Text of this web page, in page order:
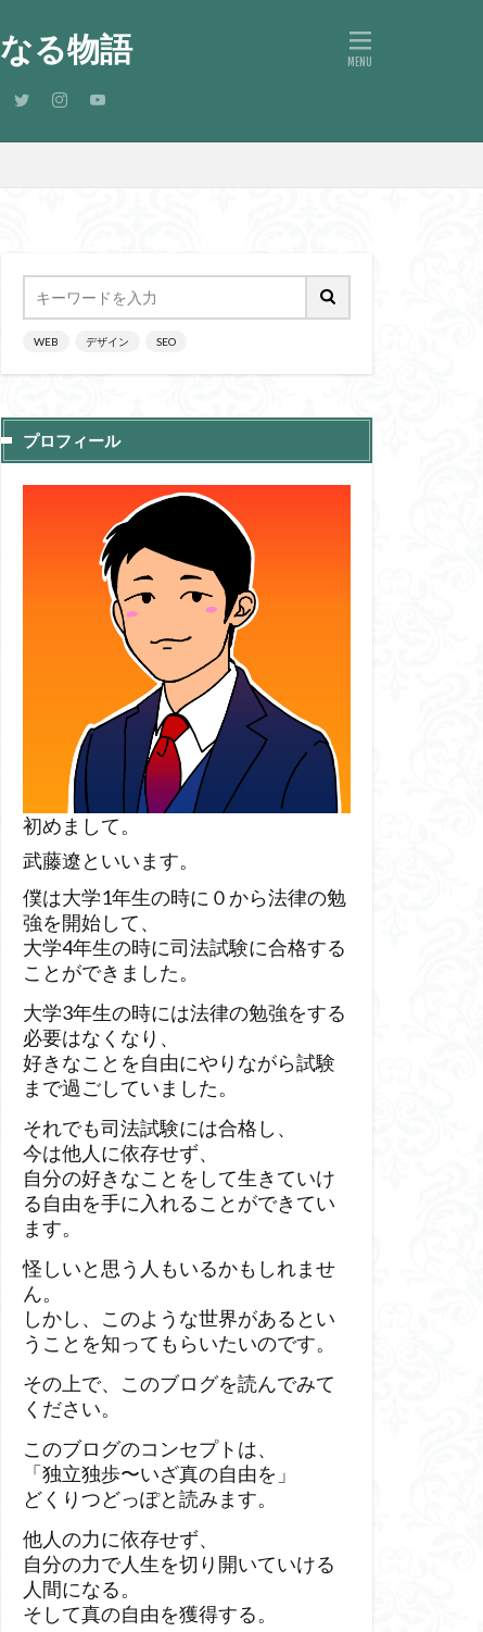
る物語
WEB デザイン SEO
プロフィール
初めまして。
武藤遼といいます。
僕は大学1年生の時に０から法律の勉
強を開始して、
大学4年生の時に司法試験に合格する
ことができました。
大学3年生の時には法律の勉強をする
必要はなくなり、
好きなことを自由にやりながら試験
まで過ごしていました。
それでも司法試験には合格し、
今は他人に依存せず、
自分の好きなことをして生きていけ
る自由を手に入れることができてい
ます。
怪しいと思う人もいるかもしれませ
ん。
しかし、このような世界があるとい
うことを知ってもらいたいのです。
その上で、このブログを読んでみて
ください。
このブログのコンセプトは、
「独立独歩〜いざ真の自由を」
どくりつどっぽと読みます。
他人の力に依存せず、
自分の力で人生を切り開いていける
人間になる。
そして真の自由を獲得する。